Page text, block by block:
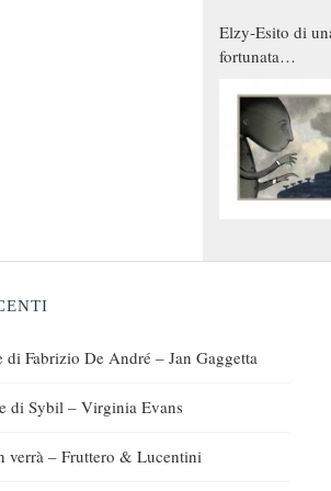
Elzy-Esito di
fortunata
di Fabrizio De André – Jan Gaggetta
di Sybil – Virginia Evans
verrà – Fruttero & Lucentini